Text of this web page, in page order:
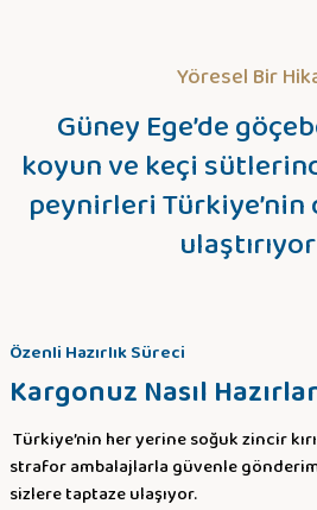
Yöresel Bir
Güney Ege’de
koyun ve keçi
peynirleri Türkiye’nin
Özenli Hazırlık Süreci
Kargonuz Nasıl
Türkiye’nin her yerine soğuk zincir
strafor ambalajlarla güvenle
sizlere taptaze ulaşıyor.